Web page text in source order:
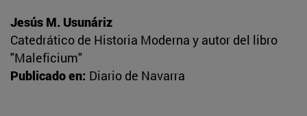
Jesús M. Usunáriz
Catedrático de Historia Moderna y autor del libro
"Maleficium"
Publicado en: Diario de Navarra